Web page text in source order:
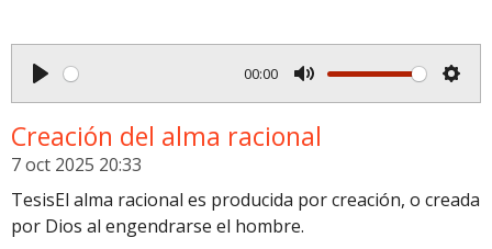
P
l
a
00:00
M
u
S
Creación del alma racional
7 oct 2025 20:33
TesisEl alma racional es producida por creación, o creada
por Dios al engendrarse el hombre.